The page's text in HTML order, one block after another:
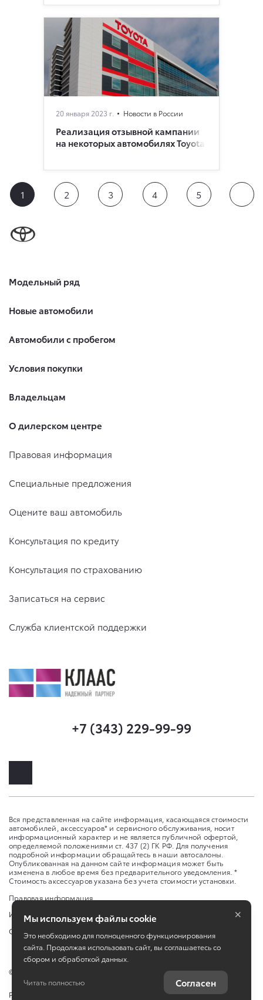
20 января 2023 г. Новости в России
Реализация отзывной кампании
на некоторых автомобилях Toyota
1 2 3 4 5
Модельный ряд
Новые автомобили
Автомобили с пробегом
Условия покупки
Владельцам
О дилерском центре
Правовая информация
Специальные предложения
Оцените ваш автомобиль
Консультация по кредиту
Консультация по страхованию
Записаться на сервис
Служба клиентской поддержки
+7 (343) 229-99-99
Вся представленная на сайте информация, касающаяся стоимости
автомобилей, аксессуаров* и сервисного обслуживания, носит
информационный характер и не является публичной офертой,
определяемой положениями ст. 437 (2) ГК РФ. Для получения
подробной информации обращайтесь в наши автосалоны.
Опубликованная на данном сайте информация может быть
изменена в любое время без предварительного уведомления. *
Стоимость аксессуаров указана без учета стоимости установки.
Правовая информация
Изменить настройку cookies
Сбросить cookie
©
Работает на технологиях
Мы используем файлы cookie
Это необходимо для полноценного функционирования
сайта. Продолжая использовать сайт, вы соглашаетесь со
сбором и обработкой данных.
Читать полностью Согласен
×